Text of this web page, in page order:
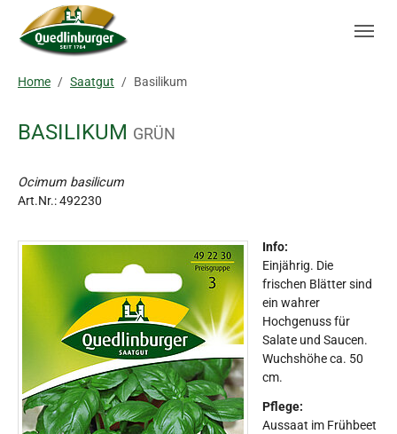
Skip to main navigation
Zum Hauptinhalt springen
Skip to page footer
Home Saatgut Basilikum
BASILIKUM GRÜN
Ocimum basilicum
Art.Nr.:492230
Info:
Einjährig. Die
frischen Blätter sind
ein wahrer
Hochgenuss für
Salate und Saucen.
Wuchshöhe ca. 50
cm.
Pflege:
Aussaat im Frühbeet